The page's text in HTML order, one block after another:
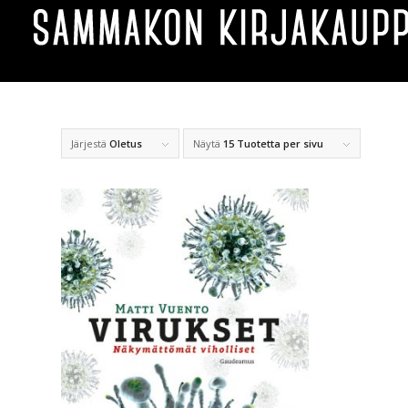
Järjestä Oletus Näytä 15 Tuotetta per sivu